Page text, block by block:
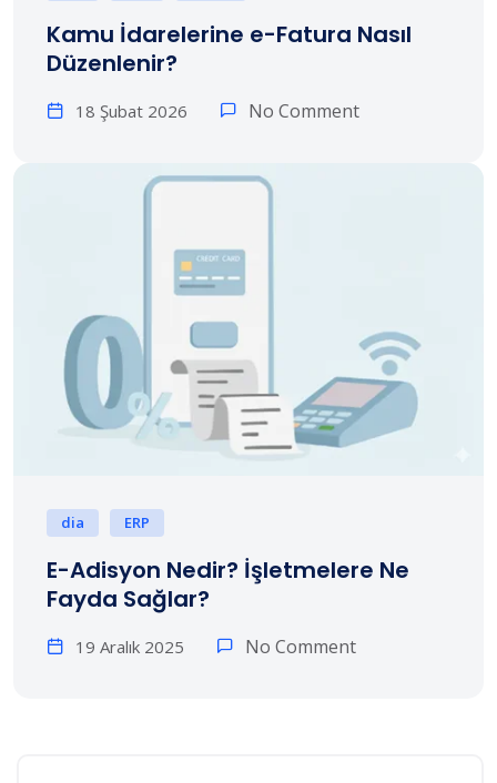
Kamu İdarelerine e-Fatura Nasıl
Düzenlenir?
18 Şubat 2026 No Comment
dia ERP
E-Adisyon Nedir? İşletmelere Ne
Fayda Sağlar?
19 Aralık 2025 No Comment